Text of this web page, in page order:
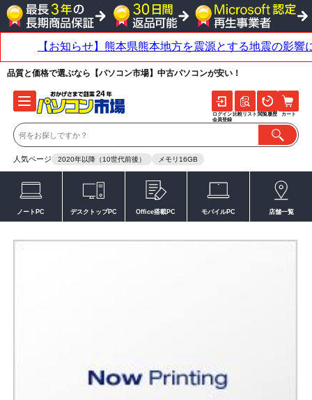
品質と価格で選ぶなら【パソコン市場】中古パソコンが安い！
人気ページ 2020年以降（10世代前後） メモリ16GB
ログイン
会員登録
比較リスト 閲覧履歴 カート
ノートPC デスクトップPC Office搭載PC モバイルPC 店舗一覧